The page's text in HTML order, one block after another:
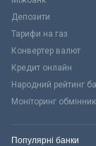
Депозити
Тарифи на газ
Конвертер валют
Кредит онлайн
Народний рейтинг
Моніторинг
Популярні банки